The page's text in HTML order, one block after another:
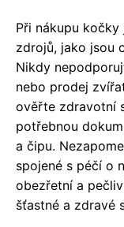
Při nákupu
zdrojů, jako jsou
Nikdy
nebo prodej
ověřte zdravotní
potřebnou
a čipu.
spojené s péčí o
obezřetní a
šťastné a zdravé